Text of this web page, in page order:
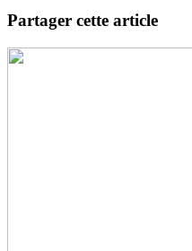
Partager cette article